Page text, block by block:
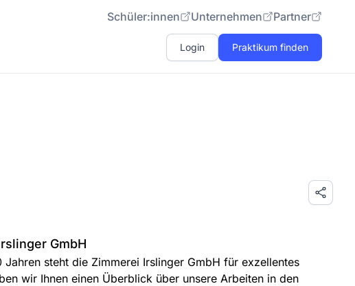
Schüler:innen Unternehmen Partner
Login Praktikum finden
GmbH
Jahren steht die Zimmerei Irslinger GmbH für exzellentes
wir Ihnen einen Überblick über unsere Arbeiten in den